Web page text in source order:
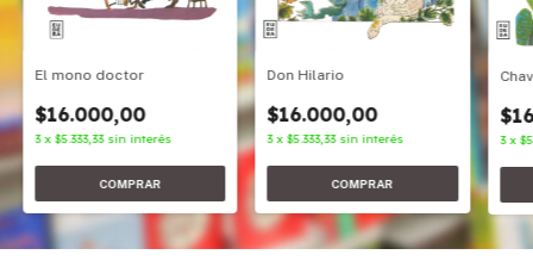
El mono doctor
$16.000,00
3 x $5.333,33 sin interés
Don Hilario
$16.000,00
3 x$5.333,33 sin interés 3 x